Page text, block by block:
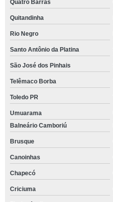
Quatro Barras
Quitandinha
Rio Negro
Santo Antônio da Platina
São José dos Pinhais
Telêmaco Borba
Toledo PR
Umuarama
Balneário Camboriú
Brusque
Canoinhas
Chapecó
Criciuma